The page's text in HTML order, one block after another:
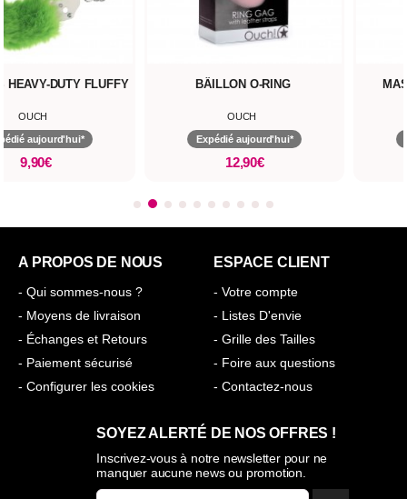
HEAVY-DUTY FLUFFY
OUCH
aujourd'hui*
9,90€
BÂILLON O-RING
OUCH
Expédié aujourd'hui*
12,90€
A PROPOS DE NOUS
- Qui sommes-nous ?
- Moyens de livraison
- Échanges et Retours
- Paiement sécurisé
- Configurer les cookies
ESPACE CLIENT
- Votre compte
- Listes D'envie
- Grille des Tailles
- Foire aux questions
- Contactez-nous
SOYEZ ALERTÉ DE NOS OFFRES !
Inscrivez-vous à notre newsletter pour ne
manquer aucune news ou promotion.